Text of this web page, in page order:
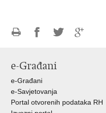
FacebookuTwitteru
e-Građani
e-Građani
e-Savjetovanja
Portal otvorenih podataka RH